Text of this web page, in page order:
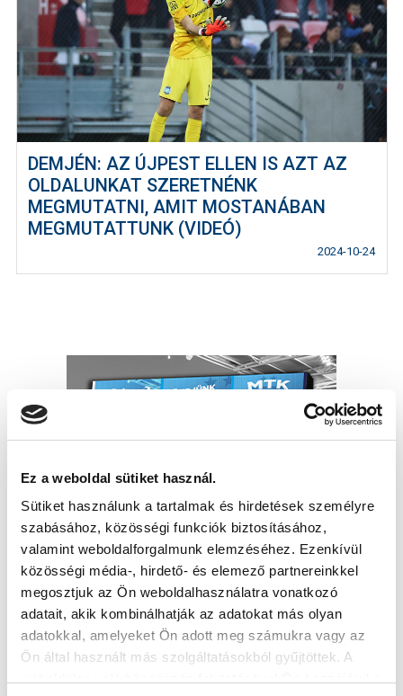
Ez a weboldal sütiket használ.
Sütiket használunk a tartalmak és hirdetések személyre
szabásához, közösségi funkciók biztosításához,
valamint weboldalforgalmunk elemzéséhez. Ezenkívül
közösségi média-, hirdető- és elemező partnereinkkel
megosztjuk az Ön weboldalhasználatra vonatkozó
adatait, akik kombinálhatják az adatokat más olyan
adatokkal, amelyeket Ön adott meg számukra vagy az
Ön által használt más szolgáltatásokból gyűjtöttek. A
DEMJÉN: AZ ÚJPEST ELLEN IS AZT AZ
OLDALUNKAT SZERETNÉNK
MEGMUTATNI, AMIT MOSTANÁBAN
MEGMUTATTUNK (VIDEÓ)
2024-10-24